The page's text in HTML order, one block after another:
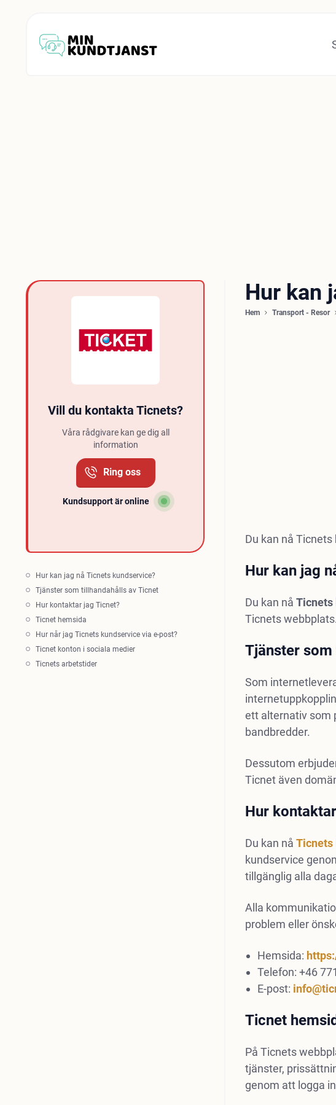
Vill du kontakta Ticnets?
Våra rådgivare kan ge dig all
information
Ring oss
Kundsupport är online
Hur kan jag nå Ticnets kundservice?
Tjänster som tillhandahålls av Ticnet
Hur kontaktar jag Ticnet?
Ticnet hemsida
Hur når jag Ticnets kundservice via e-post?
Ticnet konton i sociala medier
Ticnets arbetstider
Hur kan
Hem Transport - Resor
Du kan nå
Hur kan jag
Du kan nå Ticnets
Ticnets
Tjänster
Som
ett alternativ som
bandbredder.
Dessutom
Ticnet även
Hur
Du kan nå Ticnets
kundservice
tillgänglig alla
Alla
problem eller
Hemsida:
Telefon: +46
E-post:
Ticnet
På Ticnets
tjänster,
genom att logga